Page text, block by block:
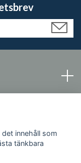
innehåll som
tänkbara